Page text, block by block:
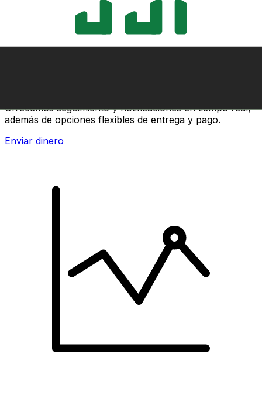
Ofrecemos seguimiento y notificaciones en tiempo real,
además de opciones flexibles de entrega y pago.
Enviar dinero